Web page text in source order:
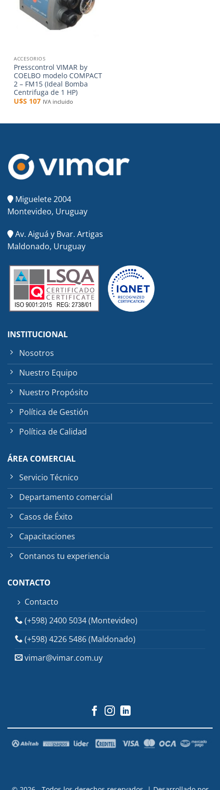
ACCESORIOS
Presscontrol VIMAR by
COELBO modelo COMPACT
2 – FM15 (Ideal Bomba
Centrifuga de 1 HP)
U$S 107 IVA incluido
Miguelete 2004
Montevideo, Uruguay
Av. Aiguá y Bvar. Artigas
Maldonado, Uruguay
INSTITUCIONAL
Nosotros
Nuestro Equipo
Nuestro Propósito
Política de Gestión
Política de Calidad
ÁREA COMERCIAL
Servicio Técnico
Departamento comercial
Casos de Éxito
Capacitaciones
Contanos tu experiencia
CONTACTO
Contacto
(+598) 2400 5034 (Montevideo)
(+598) 4226 5486 (Maldonado)
vimar@vimar.com.uy